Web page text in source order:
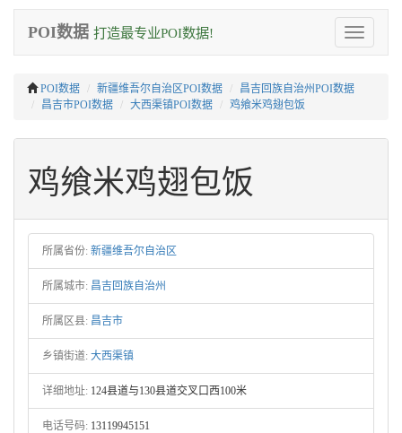
Toggle
navigation
POI数据 打造最专业POI数据!
POI数据 新疆维吾尔自治区POI数据
昌吉回族自治州POI数据
昌吉市POI数据
大西渠镇POI数据 鸡飨米鸡翅包饭
鸡飨米鸡翅包饭
所属省份: 新疆维吾尔自治区
所属城市: 昌吉回族自治州
所属区县: 昌吉市
乡镇街道: 大西渠镇
详细地址: 124县道与130县道交叉口西100米
电话号码: 13119945151